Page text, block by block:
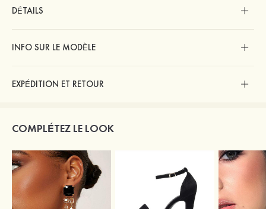
DÉTAILS
INFO SUR LE MODÈLE
EXPÉDITION ET RETOUR
COMPLÉTEZ LE LOOK